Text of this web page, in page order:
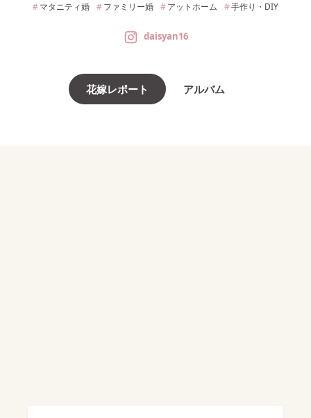
マタニティ婚
ファミリー婚 アットホーム 手作り・DIY
daisyan16
花嫁レポート アルバム